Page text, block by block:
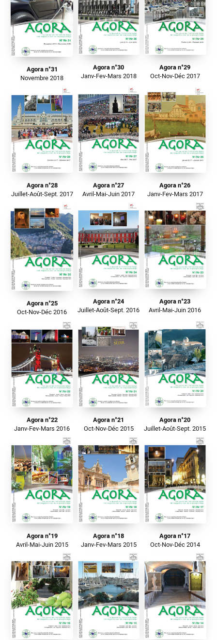
Agora n°31
Novembre 2018
Agora n°30
Janv-Fev-Mars 2018
Agora n°29
Oct-Nov-Déc 2017
Agora n°28
Juillet-Août-Sept. 2017
Agora n°27
Avril-Mai-Juin 2017
Agora n°26
Janv-Fev-Mars 2017
Agora n°25
Oct-Nov-Déc 2016
Agora n°24
Juillet-Août-Sept. 2016
Agora n°23
Avril-Mai-Juin 2016
Agora n°22
Janv-Fev-Mars 2016
Agora n°21
Oct-Nov-Déc 2015
Agora n°20
Juillet-Août-Sept. 2015
Agora n°19
Avril-Mai-Juin 2015
Agora n°18
Janv-Fev-Mars 2015
Agora n°17
Oct-Nov-Déc 2014